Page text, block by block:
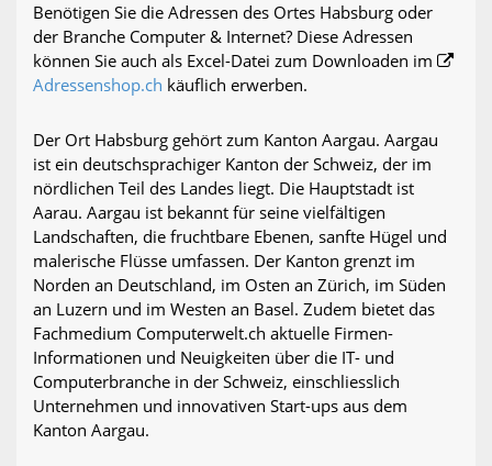
Benötigen Sie die Adressen des Ortes Habsburg oder
der Branche Computer & Internet? Diese Adressen
können Sie auch als Excel-Datei zum Downloaden im
Adressenshop.ch käuflich erwerben.
Der Ort Habsburg gehört zum Kanton Aargau. Aargau
ist ein deutschsprachiger Kanton der Schweiz, der im
nördlichen Teil des Landes liegt. Die Hauptstadt ist
Aarau. Aargau ist bekannt für seine vielfältigen
Landschaften, die fruchtbare Ebenen, sanfte Hügel und
malerische Flüsse umfassen. Der Kanton grenzt im
Norden an Deutschland, im Osten an Zürich, im Süden
an Luzern und im Westen an Basel. Zudem bietet das
Fachmedium Computerwelt.ch aktuelle Firmen-
Informationen und Neuigkeiten über die IT- und
Computerbranche in der Schweiz, einschliesslich
Unternehmen und innovativen Start-ups aus dem
Kanton Aargau.